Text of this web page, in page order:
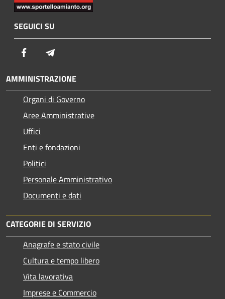
SEGUICI SU
Facebook
AMMINISTRAZIONE
Organi di Governo
Aree Amministrative
Uffici
Enti e fondazioni
Politici
Personale Amministrativo
Documenti e dati
CATEGORIE DI SERVIZIO
Anagrafe e stato civile
Cultura e tempo libero
Vita lavorativa
Imprese e Commercio